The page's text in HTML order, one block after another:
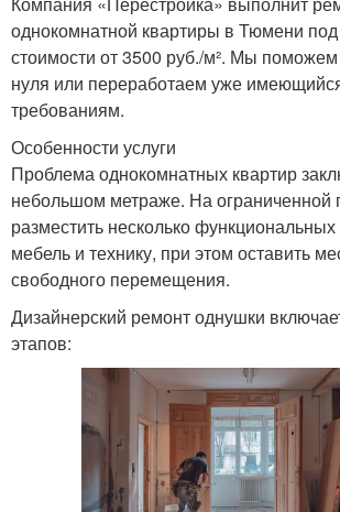
однокомнатной квартиры в Тюмени
стоимости от 3500 руб./м². Мы поможем
нуля или переработаем уже
требованиям.
Особенности услуги
Проблема однокомнатных квартир
небольшом метраже. На
разместить несколько функциональных
мебель и технику, при этом оставить
свободного перемещения.
Дизайнерский ремонт однушки
этапов: